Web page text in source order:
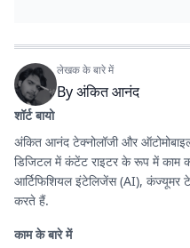
लेखक के बारे में
Byअंकित आनंद
शॉर्ट बायो
अंकित आनंद टेक्नोलॉजी और
डिजिटल में कंटेंट राइटर के रूप में काम
आर्टिफिशियल इंटेलिजेंस (AI), कंज्यूमर
करते हैं.
काम के बारे में